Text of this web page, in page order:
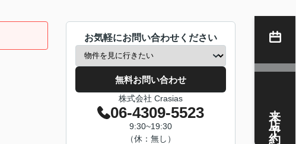
お気軽にお問い合わせください
無料お問い合わせ
株式会社 Crasias
06-4309-5523
9:30~19:30
（休：無し）
来店予約